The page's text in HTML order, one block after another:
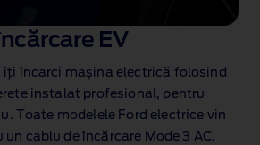
EV
îți încarci mașina electrică folosind
instalat profesional, pentru
Toate modelele Ford electrice vin
cablu de încărcare Mode 3 AC.